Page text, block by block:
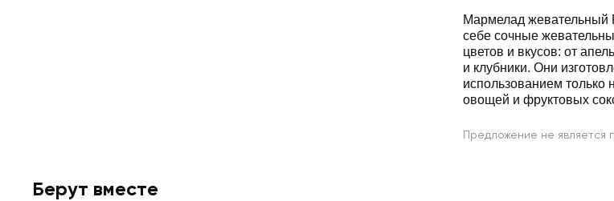
Мармелад жевательный
себе сочные
цветов и вкусов: от
и клубники. Они
использованием только
овощей и фруктовых
Предложение не является
Берут вместе